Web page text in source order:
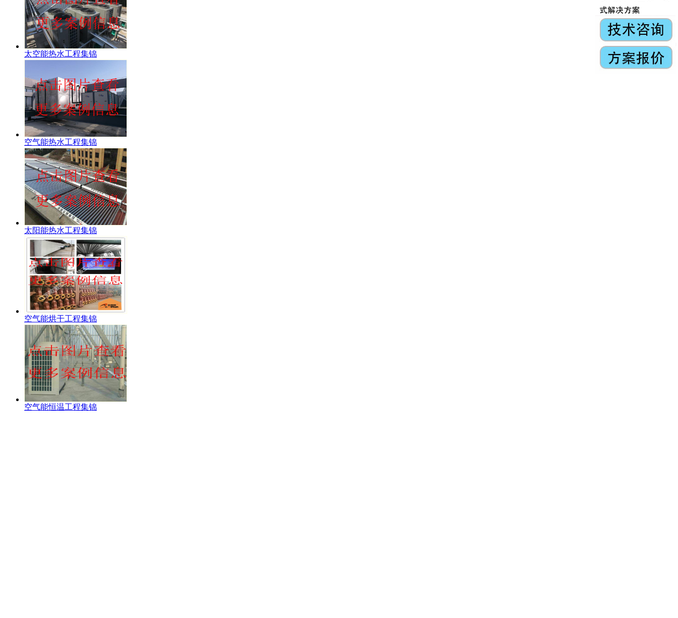
太空能热水工程集锦
空气能热水工程集锦
太阳能热水工程集锦
空气能烘干工程集锦
空气能恒温工程集锦